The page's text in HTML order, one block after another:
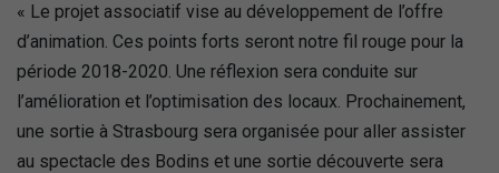
« Le projet associatif vise au développement de l’offre
d’animation. Ces points forts seront notre fil rouge pour la
période 2018-2020. Une réflexion sera conduite sur
l’amélioration et l’optimisation des locaux. Prochainement,
une sortie à Strasbourg sera organisée pour aller assister
au spectacle des Bodins et une sortie découverte sera